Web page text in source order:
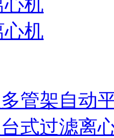
心机
管架自动
式过滤离